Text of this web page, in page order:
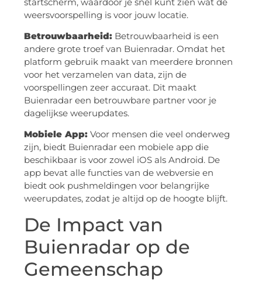
weersvoorspelling is voor jouw locatie.
Betrouwbaarheid: Betrouwbaarheid is een
andere grote troef van Buienradar. Omdat het
platform gebruik maakt van meerdere bronnen
voor het verzamelen van data, zijn de
voorspellingen zeer accuraat. Dit maakt
Buienradar een betrouwbare partner voor je
dagelijkse weerupdates.
Mobiele App: Voor mensen die veel onderweg
zijn, biedt Buienradar een mobiele app die
beschikbaar is voor zowel iOS als Android. De
app bevat alle functies van de webversie en
biedt ook pushmeldingen voor belangrijke
weerupdates, zodat je altijd op de hoogte blijft.
De Impact van
Buienradar op de
Gemeenschap